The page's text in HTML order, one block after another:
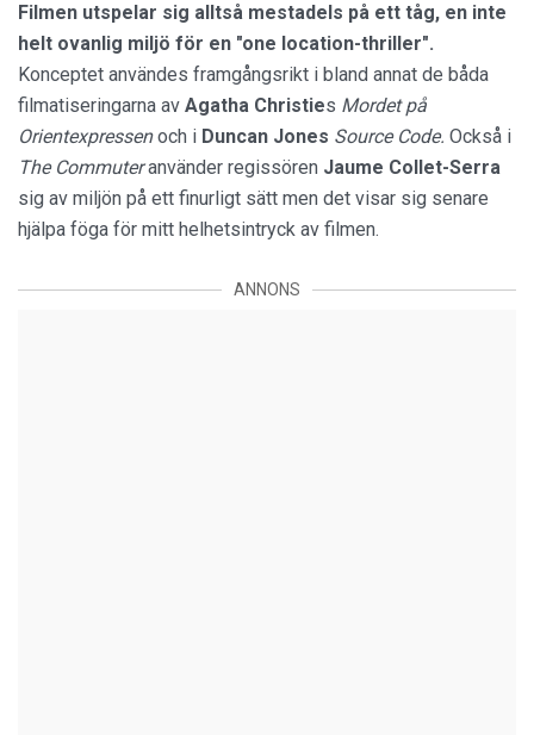
Filmen utspelar sig alltså mestadels på ett tåg, en inte
helt ovanlig miljö för en "one location-thriller".
Konceptet användes framgångsrikt i bland annat de båda
filmatiseringarna av Agatha Christies Mordet på
Orientexpressenoch i Duncan Jones Source Code. Också i
The Commuteranvänder regissören Jaume Collet-Serra
sig av miljön på ett finurligt sätt men det visar sig senare
hjälpa föga för mitt helhetsintryck av filmen.
ANNONS